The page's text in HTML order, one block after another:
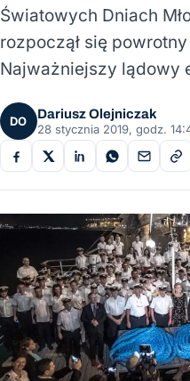
Światowych Dniach
rozpoczął się
Najważniejszy lądowy
DO
Dariusz Olejniczak
28 stycznia 2019, godz.